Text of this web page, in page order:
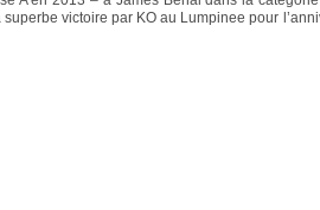
victoire par KO au Lumpinee pour